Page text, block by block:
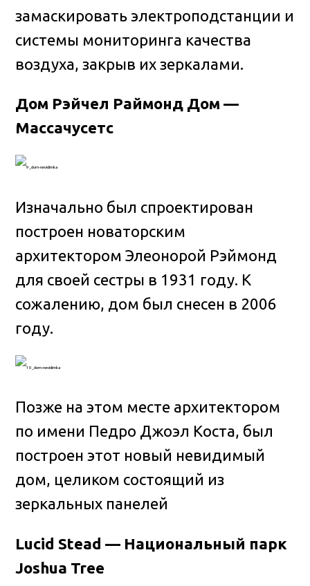
замаскировать электроподстанции и
системы мониторинга качества
воздуха, закрыв их зеркалами.
Дом Рэйчел Раймонд Дом —
Массачусетс
Изначально был спроектирован
построен новаторским
архитектором Элеонорой Рэймонд
для своей сестры в 1931 году. К
сожалению, дом был снесен в 2006
году.
Позже на этом месте архитектором
по имени Педро Джоэл Коста, был
построен этот новый невидимый
дом, целиком состоящий из
зеркальных панелей
Lucid Stead — Национальный парк
Joshua Tree